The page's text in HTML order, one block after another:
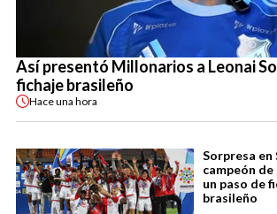
Así presentó Millonarios a Leonai
fichaje brasileño
Haceuna hora
Sorpresa en
campeón
un paso de
brasileño